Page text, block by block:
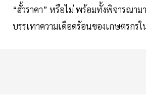
“ฮั้วราคา” หรือไม่ พร้อมทั้งพิจารณาม
บรรเทาความเดือดร้อนของเกษตรกร